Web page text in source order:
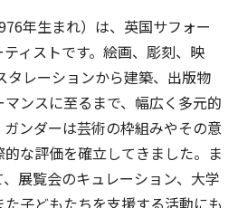
年生まれ）は、英国サフォー
ィストです。絵画、彫刻、映
タレーションから建築、出版物
ンスに至るまで、幅広く多元的
ンダーは芸術の枠組みやその意
な評価を確立してきました。ま
展覧会のキュレーション、大学
子どもたちを支援する活動にも